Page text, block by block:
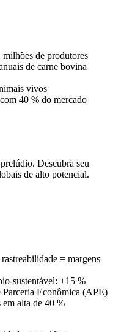
milhões de produtores
de carne bovina
vivos
40 % do mercado
Descubra seu
de alto potencial.
= margens
sustentável: +15 %
Parceria Econômica (APE)
em alta de 40 %